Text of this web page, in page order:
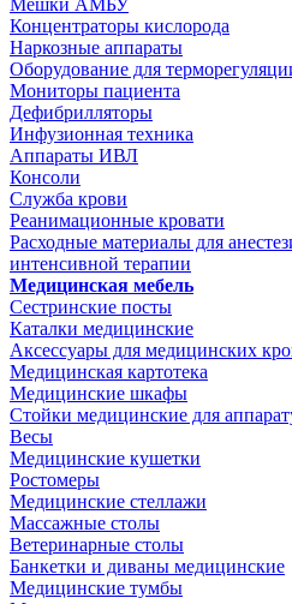
Мешки АМБУ
Концентраторы кислорода
Наркозные аппараты
Оборудование для
Мониторы пациента
Дефибрилляторы
Инфузионная техника
Аппараты ИВЛ
Консоли
Служба крови
Реанимационные кровати
Расходные материалы для
интенсивной терапии
Медицинская мебель
Сестринские посты
Каталки медицинские
Аксессуары для медицинских
Медицинская картотека
Медицинские шкафы
Стойки медицинские для
Весы
Медицинские кушетки
Ростомеры
Медицинские стеллажи
Массажные столы
Ветеринарные столы
Банкетки и диваны медицинские
Медицинские тумбы